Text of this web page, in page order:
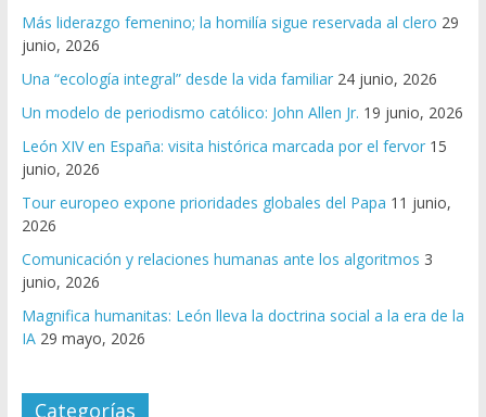
Más liderazgo femenino; la homilía sigue reservada al clero 29
junio, 2026
Una “ecología integral” desde la vida familiar 24 junio, 2026
Un modelo de periodismo católico: John Allen Jr. 19 junio, 2026
León XIV en España: visita histórica marcada por el fervor 15
junio, 2026
Tour europeo expone prioridades globales del Papa 11 junio,
2026
Comunicación y relaciones humanas ante los algoritmos 3
junio, 2026
Magnifica humanitas: León lleva la doctrina social a la era de la
IA 29 mayo, 2026
Categorías